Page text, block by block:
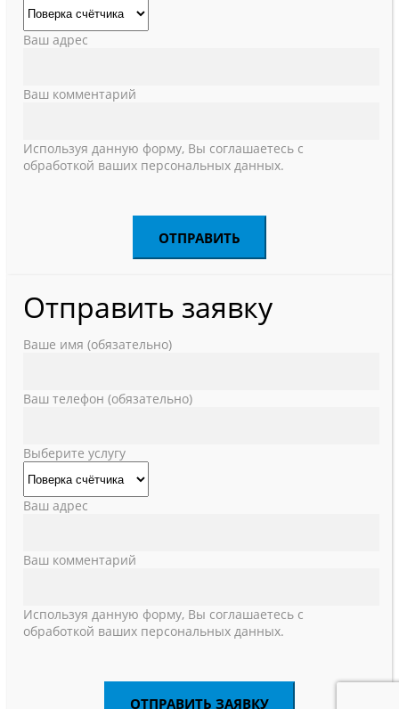
Ваш адрес
Ваш комментарий
Используя данную форму, Вы соглашаетесь с
обработкой ваших персональных данных.
Отправить заявку
Ваше имя (обязательно)
Ваш телефон (обязательно)
Выберите услугу
Ваш адрес
Ваш комментарий
Используя данную форму, Вы соглашаетесь с
обработкой ваших персональных данных.